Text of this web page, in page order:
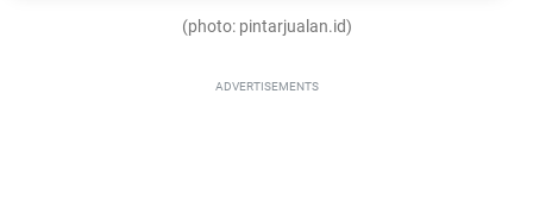
(photo: pintarjualan.id)
ADVERTISEMENTS